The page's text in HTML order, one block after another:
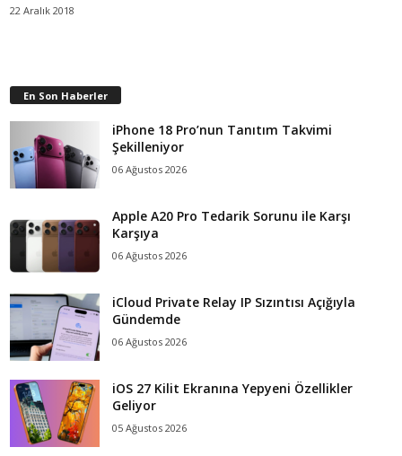
22 Aralık 2018
En Son Haberler
iPhone 18 Pro’nun Tanıtım Takvimi
Şekilleniyor
06 Ağustos 2026
Apple A20 Pro Tedarik Sorunu ile Karşı
Karşıya
06 Ağustos 2026
iCloud Private Relay IP Sızıntısı Açığıyla
Gündemde
06 Ağustos 2026
iOS 27 Kilit Ekranına Yepyeni Özellikler
Geliyor
05 Ağustos 2026